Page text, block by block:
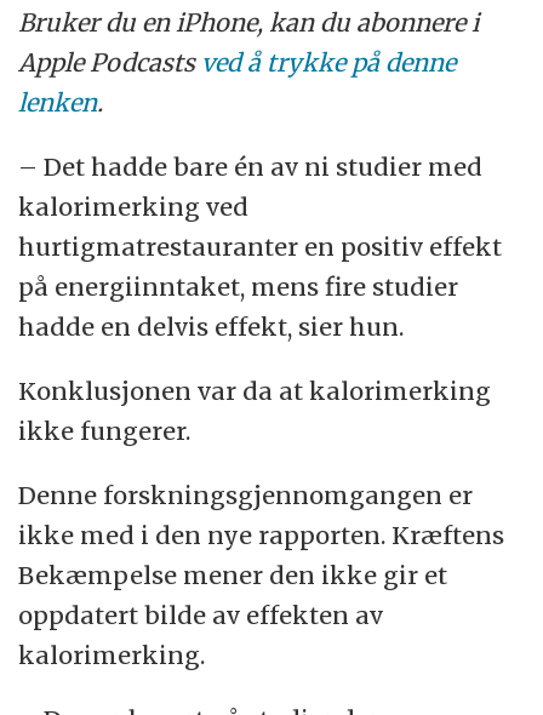
Bruker du en iPhone, kan du abonnere i
Apple Podcasts ved å trykke på denne
lenken.
– Det hadde bare én av ni studier med
kalorimerking ved
hurtigmatrestauranter en positiv effekt
på energiinntaket, mens fire studier
hadde en delvis effekt, sier hun.
Konklusjonen var da at kalorimerking
ikke fungerer.
Denne forskningsgjennomgangen er
ikke med i den nye rapporten. Kræftens
Bekæmpelse mener den ikke gir et
oppdatert bilde av effekten av
kalorimerking.